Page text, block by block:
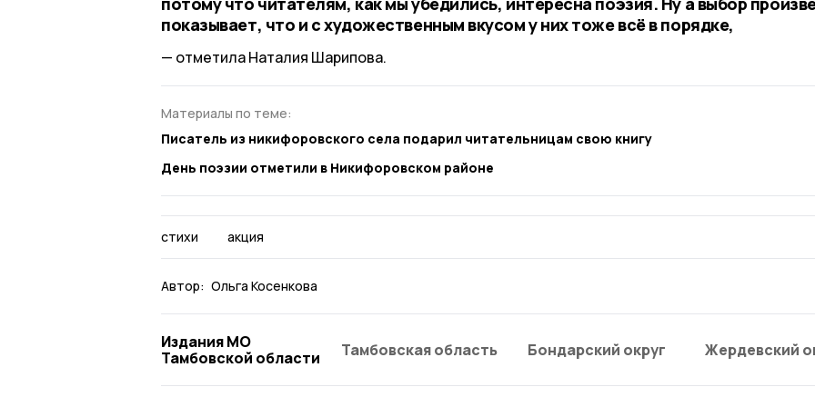
показывает, что и с художественным вкусом у них тоже всё в порядке,
отметила Наталия Шарипова.
Материалы по теме:
Писатель из никифоровского села подарил читательницам свою книгу
День поэзии отметили в Никифоровском районе
стихи акция
Автор: Ольга Косенкова
Издания МО
Тамбовской области
Тамбовская область Бондарский округ Жердевский